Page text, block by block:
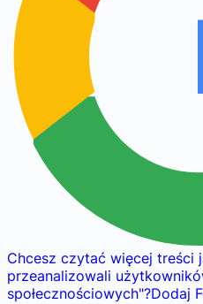
Chcesz czytać więcej treści
przeanalizowali
społecznościowych"?Dodaj